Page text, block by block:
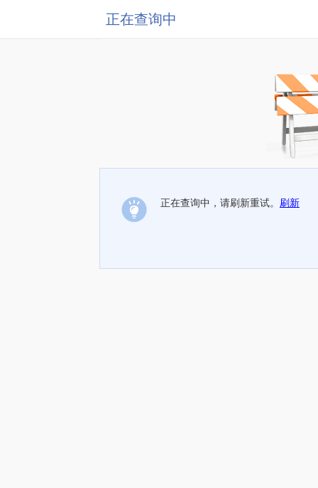
正在查询中
正在查询中，请刷新重试。 刷新